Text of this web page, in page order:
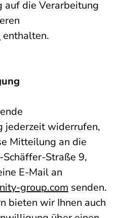
auf die Verarbeitung
enthalten.
jederzeit widerrufen,
Mitteilung an die
Straße 9,
E-Mail an
group.com senden.
bieten wir Ihnen auch